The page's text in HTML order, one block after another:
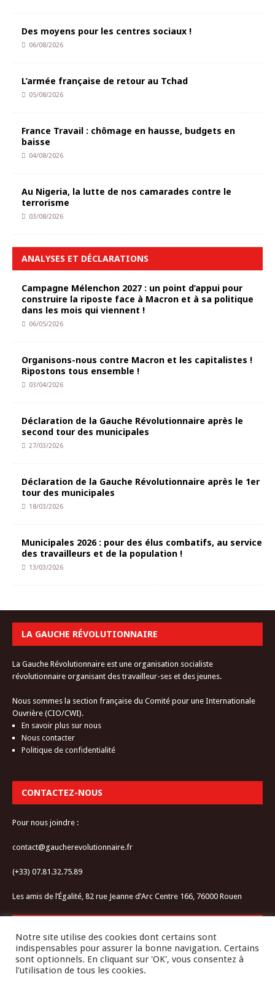
Des moyens pour les centres sociaux !
06/08/2026
L’armée française de retour au Tchad
05/08/2026
France Travail : chômage en hausse, budgets en
baisse
04/08/2026
Au Nigeria, la lutte de nos camarades contre le
terrorisme
03/08/2026
ANALYSES ET DÉCLARATIONS
Campagne Mélenchon 2027 : un point d’appui pour
construire la riposte face à Macron et à sa politique
dans les mois qui viennent !
06/05/2026
Organisons-nous contre Macron et les capitalistes !
Ripostons tous ensemble !
03/04/2026
Déclaration de la Gauche Révolutionnaire après le
second tour des municipales
27/03/2026
Déclaration de la Gauche Révolutionnaire après le 1er
tour des municipales
18/03/2026
Municipales 2026 : pour des élus combatifs, au service
des travailleurs et de la population !
13/03/2026
LA GAUCHE RÉVOLUTIONNAIRE
La Gauche Révolutionnaire est une organisation socialiste
révolutionnaire organisant des travailleur-ses et des jeunes.
Nous sommes la section française du Comité pour une Internationale
Ouvrière (CIO/CWI).
En savoir plus sur nous
Nous contacter
Politique de confidentialité
CONTACTEZ-NOUS
Pour nous joindre :
contact@gaucherevolutionnaire.fr
(+33) 07.81.32.75.89
Les amis de l’Égalité, 82 rue Jeanne d’Arc Centre 166, 76000 Rouen
Notre site utilise des cookies dont certains sont
indispensables pour assurer la bonne navigation. Certains
sont optionnels. En cliquant sur 'OK', vous consentez à
l'utilisation de tous les cookies.